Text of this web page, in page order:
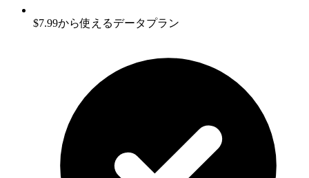
$7.99から使えるデータプラン